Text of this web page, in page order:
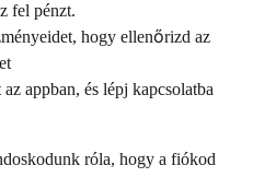
fel pénzt.
hogy ellenőrizd az
appban, és lépj kapcsolatba
róla, hogy a fiókod